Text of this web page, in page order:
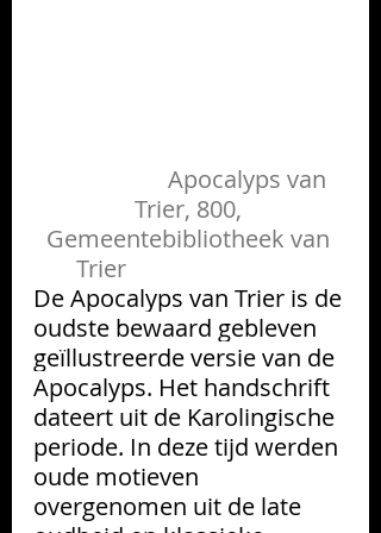
Trier, 800,
Gemeentebibliotheek van
Trier
De Apocalyps van Trier is de
oudste bewaard gebleven
geïllustreerde versie van de
Apocalyps. Het handschrift
dateert uit de Karolingische
periode. In deze tijd werden
oude motieven
overgenomen uit de late